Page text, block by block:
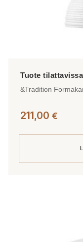
&Tradition
211,00 €